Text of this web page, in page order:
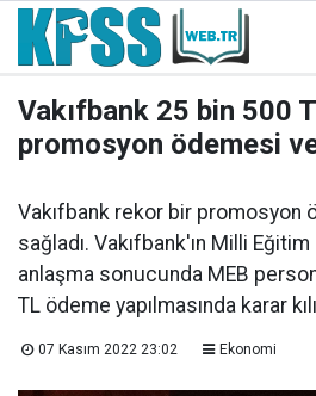
Vakıfbank 25 bin 500
promosyon ödemesi
Vakıfbank rekor bir promosyon
sağladı. Vakıfbank'ın Milli Eğitim
anlaşma sonucunda MEB
TL ödeme yapılmasında karar
07 Kasım 2022 23:02 Ekonomi